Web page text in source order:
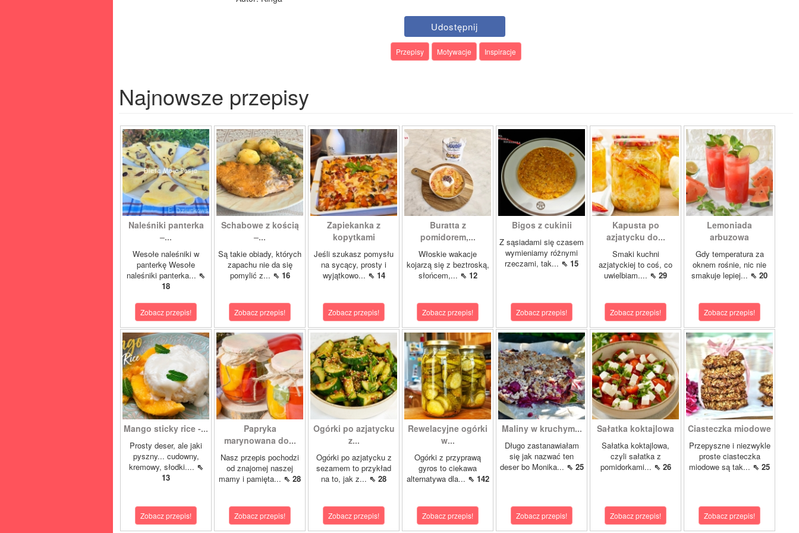
Udostępnij
Przepisy Motywacje Inspiracje
Najnowsze przepisy
Naleśniki panterka
–...
Wesołe naleśniki w
panterkę Wesołe
naleśniki panterka... ⇖
18
Zobacz przepis!
Schabowe z kością
–...
Są takie obiady, których
zapachu nie da się
pomylić z... ⇖ 16
Zobacz przepis!
Zapiekanka z
kopytkami
Jeśli szukasz pomysłu
na sycący, prosty i
wyjątkowo... ⇖ 14
Zobacz przepis!
Buratta z
pomidorem,...
Włoskie wakacje
kojarzą się z beztroską,
słońcem,... ⇖ 12
Zobacz przepis!
Bigos z cukinii
Z sąsiadami się czasem
wymieniamy różnymi
rzeczami, tak... ⇖ 15
Zobacz przepis!
Kapusta po
azjatycku do...
Smaki kuchni
azjatyckiej to coś, co
uwielbiam.... ⇖ 29
Zobacz przepis!
Lemoniada
arbuzowa
Gdy temperatura za
oknem rośnie, nic nie
smakuje lepiej... ⇖ 20
Zobacz przepis!
Mango sticky rice -...
Prosty deser, ale jaki
pyszny... cudowny,
kremowy, słodki.... ⇖
13
Zobacz przepis!
Papryka
marynowana do...
Nasz przepis pochodzi
od znajomej naszej
mamy i pamięta... ⇖ 28
Zobacz przepis!
Ogórki po azjatycku
z...
Ogórki po azjatycku z
sezamem to przykład
na to, jak z... ⇖ 28
Zobacz przepis!
Rewelacyjne ogórki
w...
Ogórki z przyprawą
gyros to ciekawa
alternatywa dla... ⇖ 142
Zobacz przepis!
Maliny w kruchym...
Długo zastanawiałam
się jak nazwać ten
deser bo Monika... ⇖ 25
Zobacz przepis!
Sałatka koktajlowa
Sałatka koktajlowa,
czyli sałatka z
pomidorkami... ⇖ 26
Zobacz przepis!
Ciasteczka miodowe
Przepyszne i niezwykle
proste ciasteczka
miodowe są tak... ⇖ 25
Zobacz przepis!